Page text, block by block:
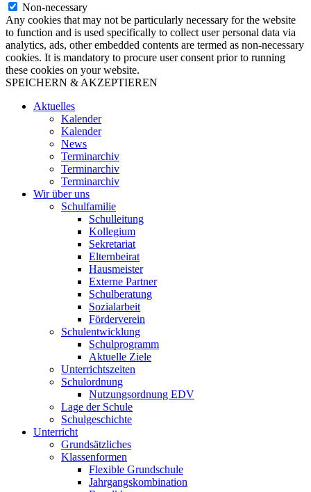
Non-necessary
Any cookies that may not be particularly necessary for the website
to function and is used specifically to collect user personal data via
analytics, ads, other embedded contents are termed as non-necessary
cookies. It is mandatory to procure user consent prior to running
these cookies on your website.
SPEICHERN & AKZEPTIEREN
Aktuelles
Kalender
Kalender
News
Terminarchiv
Terminarchiv
Terminarchiv
Wir über uns
Schulfamilie
Schulleitung
Kollegium
Sekretariat
Elternbeirat
Hausmeister
Externe Partner
Schulberatung
Sozialarbeit
Förderverein
Schulentwicklung
Schulprogramm
Aktuelle Ziele
Unterrichtszeiten
Schulordnung
Nutzungsordnung EDV
Lage der Schule
Schulgeschichte
Unterricht
Grundsätzliches
Klassenformen
Flexible Grundschule
Jahrgangskombination